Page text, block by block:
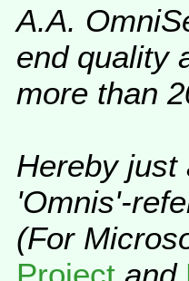
A.A.
end quality
more than
Hereby just
'Omnis'-
(For
Project and